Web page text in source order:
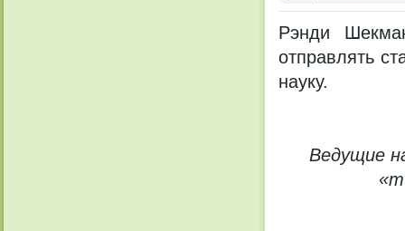
Рэнди
отправлять
науку.
Ведущие